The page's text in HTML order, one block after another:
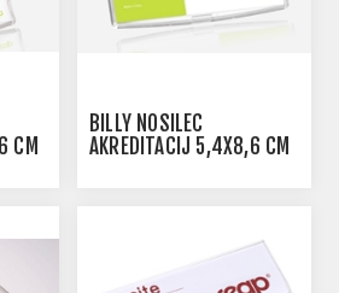
CM
BILLY NOSILEC
AKREDITACIJ 5,4X8,6 CM